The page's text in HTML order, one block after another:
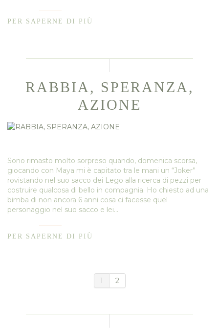
PER SAPERNE DI PIÙ
RABBIA, SPERANZA,
AZIONE
Sono rimasto molto sorpreso quando, domenica scorsa,
giocando con Maya mi è capitato tra le mani un “Joker”
rovistando nel suo sacco dei Lego alla ricerca di pezzi per
costruire qualcosa di bello in compagnia. Ho chiesto ad una
bimba di non ancora 6 anni cosa ci facesse quel
personaggio nel suo sacco e lei…
PER SAPERNE DI PIÙ
1 2